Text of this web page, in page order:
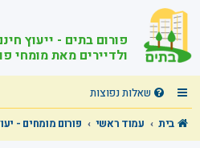
פורום בתים - ייעוץ
ולדיירים מאת מומחי
שאלות נפוצות
בית
עמוד ראשי